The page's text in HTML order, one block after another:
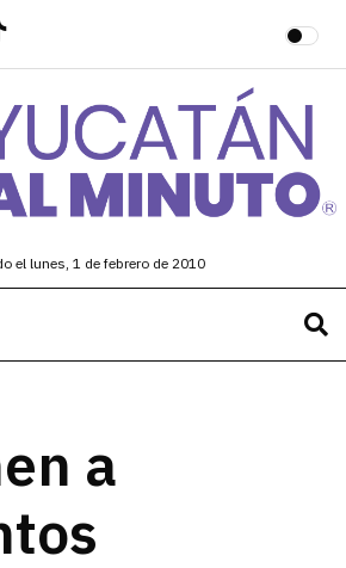
el lunes, 1 de febrero de 2010
a